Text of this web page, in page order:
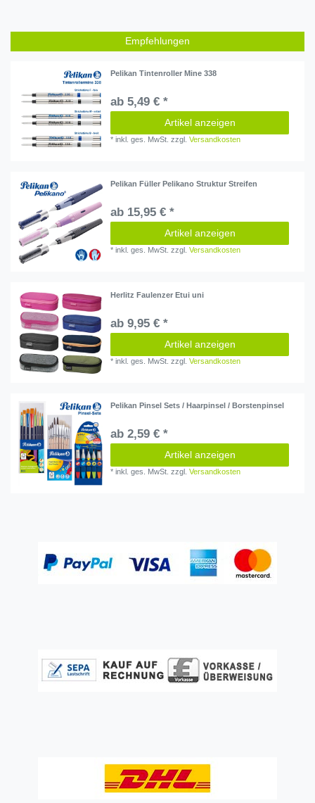
Empfehlungen
Pelikan Tintenroller Mine 338
ab 5,49 € *
Artikel anzeigen
*inkl. ges. MwSt. zzgl.Versandkosten
Pelikan Füller Pelikano Struktur Streifen
ab 15,95 € *
Artikel anzeigen
*inkl. ges. MwSt. zzgl.Versandkosten
Herlitz Faulenzer Etui uni
ab 9,95 € *
Artikel anzeigen
*inkl. ges. MwSt. zzgl.Versandkosten
Pelikan Pinsel Sets / Haarpinsel / Borstenpinsel
ab 2,59 € *
Artikel anzeigen
*inkl. ges. MwSt. zzgl.Versandkosten